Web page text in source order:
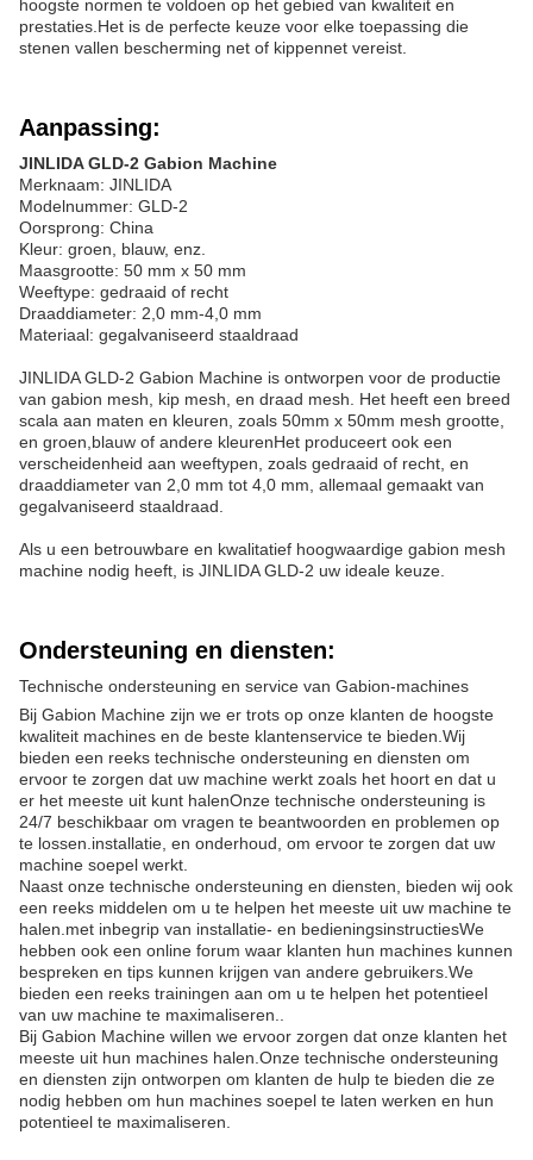
hoogste normen te voldoen op het gebied van kwaliteit en
prestaties.Het is de perfecte keuze voor elke toepassing die
stenen vallen bescherming net of kippennet vereist.
Aanpassing:
JINLIDA GLD-2 Gabion Machine
Merknaam: JINLIDA
Modelnummer: GLD-2
Oorsprong: China
Kleur: groen, blauw, enz.
Maasgrootte: 50 mm x 50 mm
Weeftype: gedraaid of recht
Draaddiameter: 2,0 mm-4,0 mm
Materiaal: gegalvaniseerd staaldraad
JINLIDA GLD-2 Gabion Machine is ontworpen voor de productie
van gabion mesh, kip mesh, en draad mesh. Het heeft een breed
scala aan maten en kleuren, zoals 50mm x 50mm mesh grootte,
en groen,blauw of andere kleurenHet produceert ook een
verscheidenheid aan weeftypen, zoals gedraaid of recht, en
draaddiameter van 2,0 mm tot 4,0 mm, allemaal gemaakt van
gegalvaniseerd staaldraad.
Als u een betrouwbare en kwalitatief hoogwaardige gabion mesh
machine nodig heeft, is JINLIDA GLD-2 uw ideale keuze.
Ondersteuning en diensten:
Technische ondersteuning en service van Gabion-machines
Bij Gabion Machine zijn we er trots op onze klanten de hoogste
kwaliteit machines en de beste klantenservice te bieden.Wij
bieden een reeks technische ondersteuning en diensten om
ervoor te zorgen dat uw machine werkt zoals het hoort en dat u
er het meeste uit kunt halenOnze technische ondersteuning is
24/7 beschikbaar om vragen te beantwoorden en problemen op
te lossen.installatie, en onderhoud, om ervoor te zorgen dat uw
machine soepel werkt.
Naast onze technische ondersteuning en diensten, bieden wij ook
een reeks middelen om u te helpen het meeste uit uw machine te
halen.met inbegrip van installatie- en bedieningsinstructiesWe
hebben ook een online forum waar klanten hun machines kunnen
bespreken en tips kunnen krijgen van andere gebruikers.We
bieden een reeks trainingen aan om u te helpen het potentieel
van uw machine te maximaliseren..
Bij Gabion Machine willen we ervoor zorgen dat onze klanten het
meeste uit hun machines halen.Onze technische ondersteuning
en diensten zijn ontworpen om klanten de hulp te bieden die ze
nodig hebben om hun machines soepel te laten werken en hun
potentieel te maximaliseren.